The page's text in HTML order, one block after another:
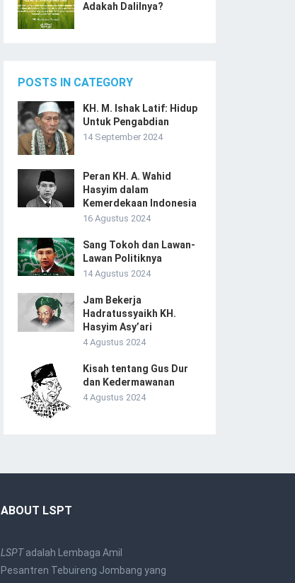
Adakah Dalilnya?
POSTS IN CATEGORY
KH. M. Ishak Latif: Hidup
Untuk Pengabdian
14 September 2024
Peran KH. A. Wahid
Hasyim dalam
Kemerdekaan Indonesia
16 Agustus 2024
Sang Tokoh dan Lawan-
Lawan Politiknya
14 Agustus 2024
Jam Bekerja
Hadratussyaikh KH.
Hasyim Asy’ari
4 Agustus 2024
Kisah tentang Gus Dur
dan Kedermawanan
4 Agustus 2024
ABOUT LSPT
LSPTadalah Lembaga Amil
Pesantren Tebuireng Jombang yang